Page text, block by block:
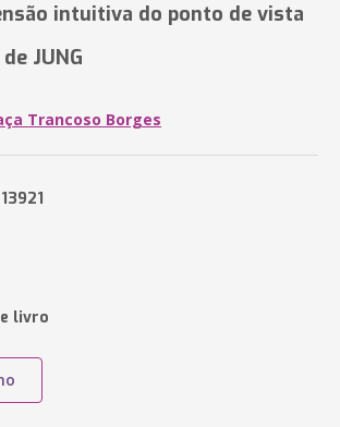
intuitiva do ponto de vista
JUNG
Trancoso Borges
livro